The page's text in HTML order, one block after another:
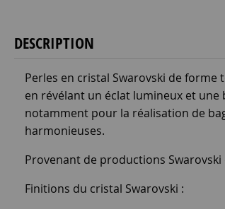
DESCRIPTION
Perles en cristal Swarovski de
en révélant un éclat lumineux et
notamment pour la réalisation de
harmonieuses.
Provenant de productions
Finitions du cristal Swarovski :